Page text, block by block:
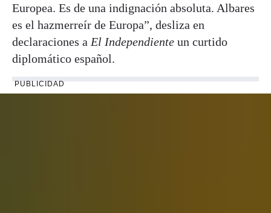
Europea. Es de una indignación absoluta. Albares
es el hazmerreír de Europa”, desliza en
declaraciones a El Independiente un curtido
diplomático español.
PUBLICIDAD